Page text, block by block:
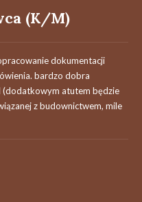
(K/M)
dokumentacji
bardzo dobra
(dodatkowym atutem będzie
z budownictwem, mile